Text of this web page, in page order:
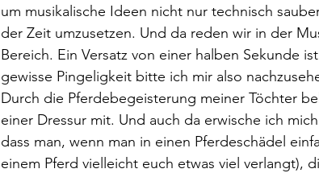
um musikalische Ideen nicht nur technisch
der Zeit umzusetzen. Und da reden wir in der
Bereich. Ein Versatz von einer halben Sekunde
gewisse Pingeligkeit bitte ich mir also
Durch die Pferdebegeisterung meiner Töchter
einer Dressur mit. Und auch da erwische ich
dass man, wenn man in einen Pferdeschädel
einem Pferd vielleicht euch etwas viel verlangt),